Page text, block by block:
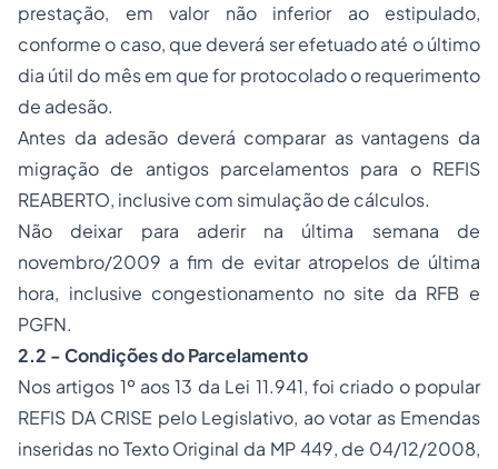
prestação, em valor não inferior ao estipulado,
conforme o caso, que deverá ser efetuado até o último
dia útil do mês em que for protocolado o requerimento
de adesão.
Antes da adesão deverá comparar as vantagens da
migração de antigos parcelamentos para o REFIS
REABERTO, inclusive com simulação de cálculos.
Não deixar para aderir na última semana de
novembro/2009 a fim de evitar atropelos de última
hora, inclusive congestionamento no site da RFB e
PGFN.
2.2 - Condições do Parcelamento
Nos artigos 1º aos 13 da Lei 11.941, foi criado o popular
REFIS DA CRISE pelo Legislativo, ao votar as Emendas
inseridas no Texto Original da MP 449, de 04/12/2008,